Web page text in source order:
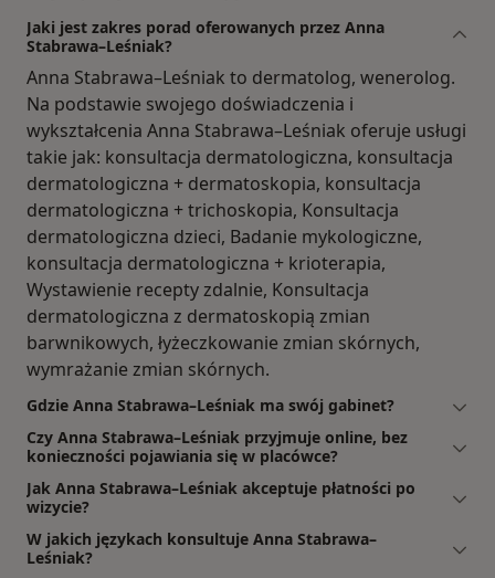
Jaki jest zakres porad oferowanych przez Anna
Stabrawa–Leśniak?
Anna Stabrawa–Leśniak to dermatolog, wenerolog.
Na podstawie swojego doświadczenia i
wykształcenia Anna Stabrawa–Leśniak oferuje usługi
takie jak: konsultacja dermatologiczna, konsultacja
dermatologiczna + dermatoskopia, konsultacja
dermatologiczna + trichoskopia, Konsultacja
dermatologiczna dzieci, Badanie mykologiczne,
konsultacja dermatologiczna + krioterapia,
Wystawienie recepty zdalnie, Konsultacja
dermatologiczna z dermatoskopią zmian
barwnikowych, łyżeczkowanie zmian skórnych,
wymrażanie zmian skórnych.
Gdzie Anna Stabrawa–Leśniak ma swój gabinet?
Czy Anna Stabrawa–Leśniak przyjmuje online, bez
konieczności pojawiania się w placówce?
Jak Anna Stabrawa–Leśniak akceptuje płatności po
wizycie?
W jakich językach konsultuje Anna Stabrawa–
Leśniak?